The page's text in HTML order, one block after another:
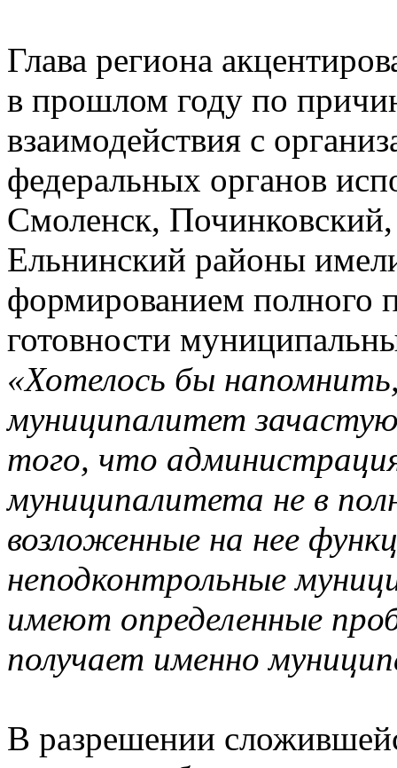
Глава региона
в прошлом году по
взаимодействия с
федеральных органов
Смоленск,
Ельнинский районы
формированием полного
готовности
«Хотелось бы
муниципалитет
того, что
муниципалитета не в
возложенные на нее
неподконтрольные
имеют определенные
получает именно
В разрешении